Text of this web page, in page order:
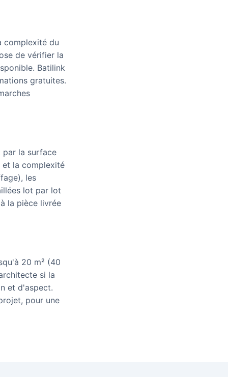
complexité du
de vérifier la
Batilink
gratuites.
par la surface
et la complexité
les
lot par lot
la pièce livrée
20 m² (40
si la
et d'aspect.
pour une